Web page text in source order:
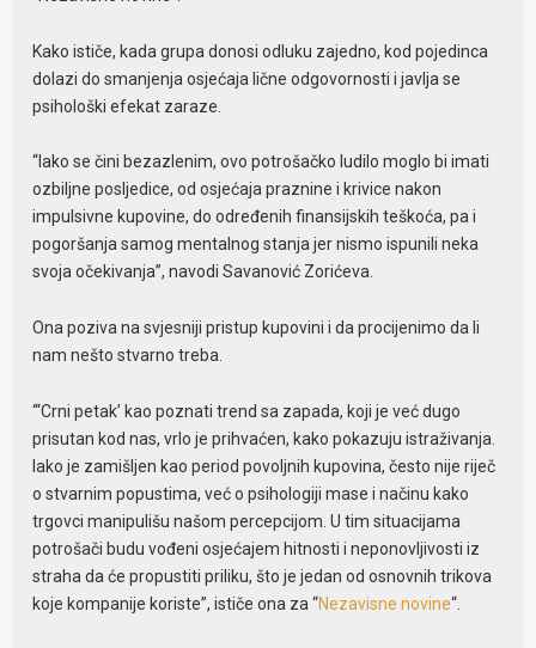
Kako ističe, kada grupa donosi odluku zajedno, kod pojedinca
dolazi do smanjenja osjećaja lične odgovornosti i javlja se
psihološki efekat zaraze.
“Iako se čini bezazlenim, ovo potrošačko ludilo moglo bi imati
ozbiljne posljedice, od osjećaja praznine i krivice nakon
impulsivne kupovine, do određenih finansijskih teškoća, pa i
pogoršanja samog mentalnog stanja jer nismo ispunili neka
svoja očekivanja”, navodi Savanović Zorićeva.
Ona poziva na svjesniji pristup kupovini i da procijenimo da li
nam nešto stvarno treba.
“‘Crni petak’ kao poznati trend sa zapada, koji je već dugo
prisutan kod nas, vrlo je prihvaćen, kako pokazuju istraživanja.
Iako je zamišljen kao period povoljnih kupovina, često nije riječ
o stvarnim popustima, već o psihologiji mase i načinu kako
trgovci manipulišu našom percepcijom. U tim situacijama
potrošači budu vođeni osjećajem hitnosti i neponovljivosti iz
straha da će propustiti priliku, što je jedan od osnovnih trikova
koje kompanije koriste”, ističe ona za “Nezavisne novine“.